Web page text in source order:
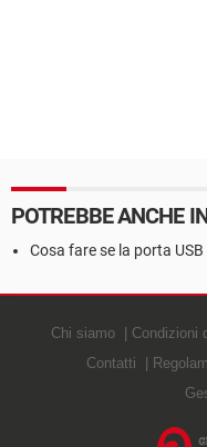
POTREBBE ANCHE
Cosa fare se la porta
Chi siamo Condizioni
Contatti